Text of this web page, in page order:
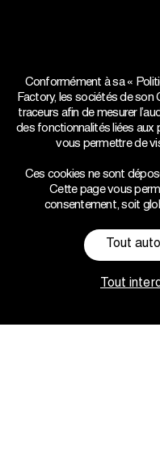
Conformément à sa «
Factory, les sociétés de son
traceurs afin de mesurer
des fonctionnalités liées aux
vous permettre de
Ces cookies ne sont
Cette page vous
consentement, soit
Tout
Tout